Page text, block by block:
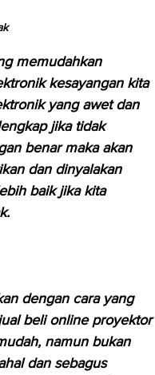
memudahkan
kesayangan kita
yang awet dan
jika tidak
benar maka akan
dan dinyalakan
baik jika kita
dengan cara yang
beli online proyektor
namun bukan
dan sebagus